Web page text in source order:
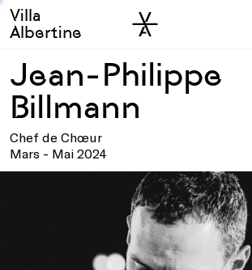
Skip to main
Skip to sidebar
Villa
Albertine
Jean-Philippe
Billmann
Chef de Chœur
Mars - Mai 2024